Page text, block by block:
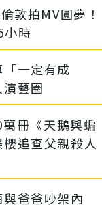
敦拍MV圓夢！
時
一定有成
藝圈
冊《天鵝與蝙
追查父親殺人
爸爸吵架內